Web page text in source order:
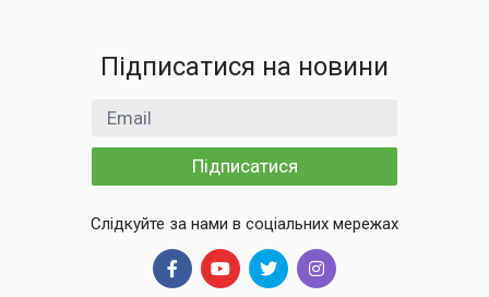
Підписатися на новини
Email
Підписатися
Слідкуйте за нами в соціальних мережах